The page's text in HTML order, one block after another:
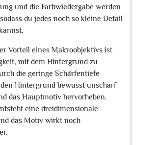
und die Farbwiedergabe werden
du jedes noch so kleine Detail
Vorteil eines Makroobjektivs ist
mit dem Hintergrund zu
die geringe Schärfentiefe
Hintergrund bewusst unscharf
das Hauptmotiv hervorheben.
eine dreidimensionale
das Motiv wirkt noch